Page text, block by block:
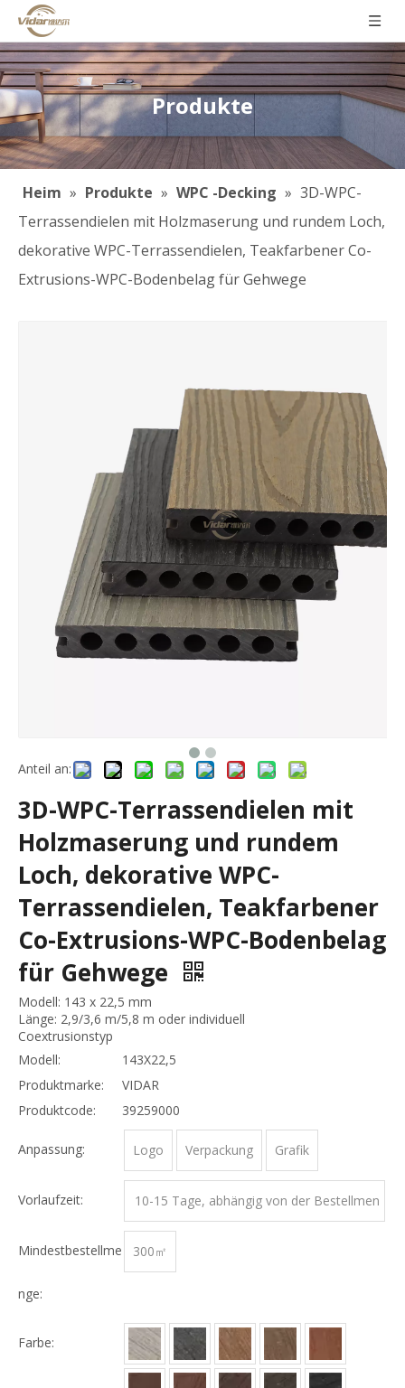
Produkte
Heim » Produkte » WPC -Decking » 3D-WPC-
Terrassendielen mit Holzmaserung und rundem Loch,
dekorative WPC-Terrassendielen, Teakfarbener Co-
Extrusions-WPC-Bodenbelag für Gehwege
Anteil an:
3D-WPC-Terrassendielen mit
Holzmaserung und rundem
Loch, dekorative WPC-
Terrassendielen, Teakfarbener
Co-Extrusions-WPC-Bodenbelag
für Gehwege
Modell: 143 x 22,5 mm
Länge: 2,9/3,6 m/5,8 m oder individuell
Coextrusionstyp
Modell:
143X22,5
Produktmarke:
VIDAR
Produktcode:
39259000
Anpassung: Logo Verpackung Grafik
Vorlaufzeit:
10-15 Tage, abhängig von der Bestellmen
Mindestbestellme
nge:
300㎡
Farbe: